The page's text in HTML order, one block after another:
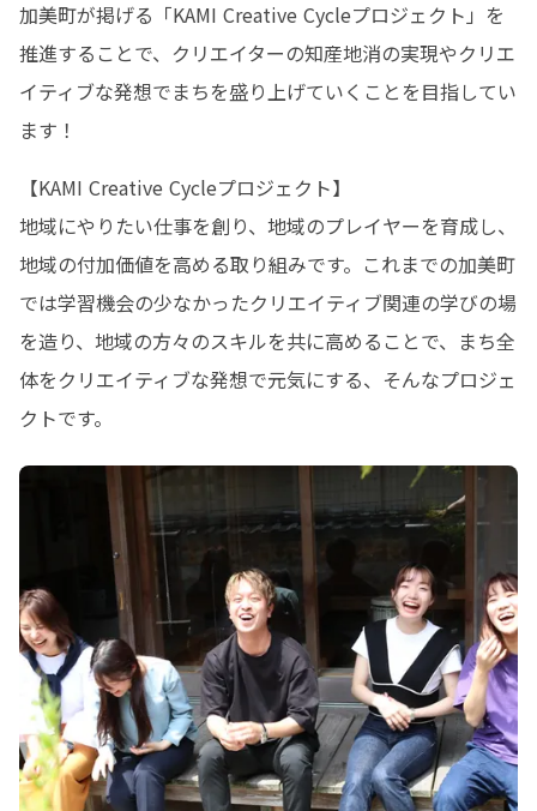
加美町が掲げる「KAMI Creative Cycleプロジェクト」を
推進することで、クリエイターの知産地消の実現やクリエ
イティブな発想でまちを盛り上げていくことを目指してい
ます！
【KAMI Creative Cycleプロジェクト】
地域にやりたい仕事を創り、地域のプレイヤーを育成し、
地域の付加価値を高める取り組みです。これまでの加美町
では学習機会の少なかったクリエイティブ関連の学びの場
を造り、地域の方々のスキルを共に高めることで、まち全
体をクリエイティブな発想で元気にする、そんなプロジェ
クトです。